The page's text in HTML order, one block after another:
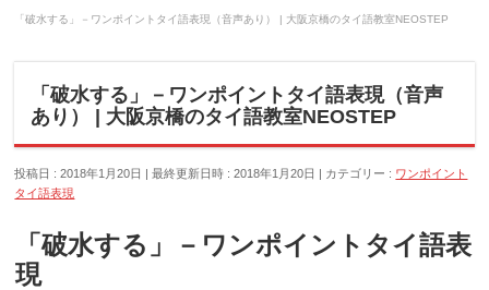
「破水する」－ワンポイントタイ語表現（音声あり） | 大阪京橋のタイ語教室NEOSTEP
「破水する」－ワンポイントタイ語表現（音声
あり） | 大阪京橋のタイ語教室NEOSTEP
投稿日 : 2018年1月20日 最終更新日時 : 2018年1月20日 カテゴリー : ワンポイント
タイ語表現
「破水する」－ワンポイントタイ語表
現